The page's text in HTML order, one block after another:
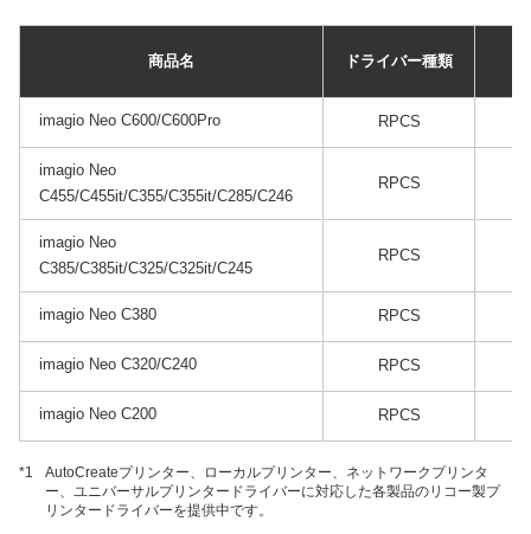
商品名 ドライバー種類
imagio Neo C600/C600Pro RPCS
imagio Neo
C455/C455it/C355/C355it/C285/C246
RPCS
imagio Neo
C385/C385it/C325/C325it/C245
RPCS
imagio Neo C380 RPCS
imagio Neo C320/C240 RPCS
imagio Neo C200 RPCS
*1
AutoCreateプリンター、ローカルプリンター、ネットワークプリンタ
ー、ユニバーサルプリンタードライバーに対応した各製品のリコー製プ
リンタードライバーを提供中です。